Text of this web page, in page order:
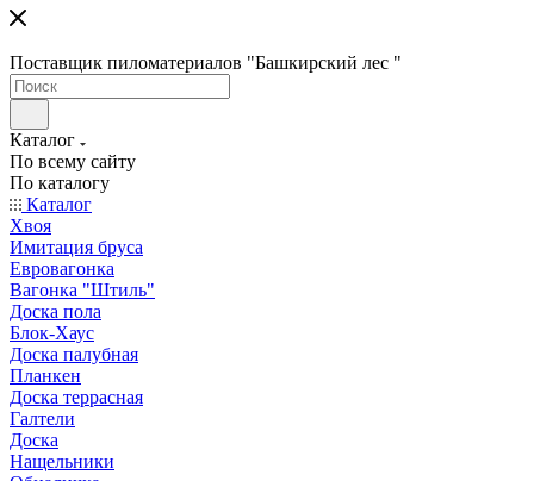
Поставщик пиломатериалов "Башкирский лес "
Каталог
По всему сайту
По каталогу
Каталог
Хвоя
Имитация бруса
Евровагонка
Вагонка "Штиль"
Доска пола
Блок-Хаус
Доска палубная
Планкен
Доска террасная
Галтели
Доска
Нащельники